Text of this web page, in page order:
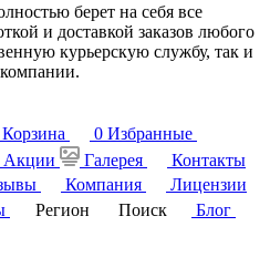
берет на себя все
и доставкой заказов любого
курьерскую службу, так и
Корзина 0 Избранные
Акции Галерея
Контакты
Компания
Лицензии
Регион Поиск
Блог